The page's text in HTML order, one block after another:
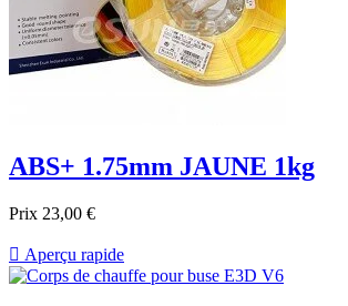
ABS+ 1.75mm JAUNE 1kg
Prix 23,00 €
 Aperçu rapide